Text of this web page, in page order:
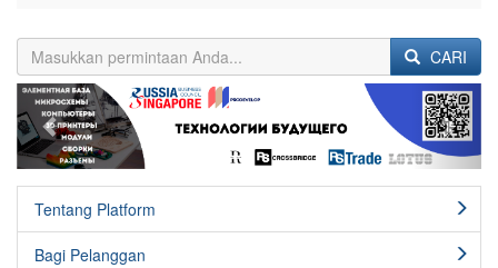
CARI
Previous Next
Tentang Platform
Bagi Pelanggan